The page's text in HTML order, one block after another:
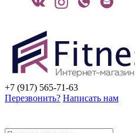
+7 (917) 565-71-63
Перезвонить? Написать нам